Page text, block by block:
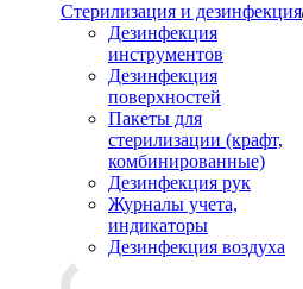
Стерилизация и дезинфекция
Дезинфекция
инструментов
Дезинфекция
поверхностей
Пакеты для
стерилизации (крафт,
комбинированные)
Дезинфекция рук
Журналы учета,
индикаторы
Дезинфекция воздуха